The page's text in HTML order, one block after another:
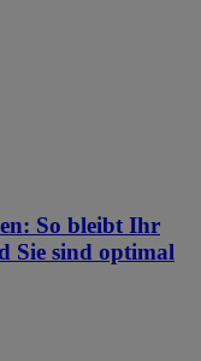
So bleibt Ihr
Sie sind optimal